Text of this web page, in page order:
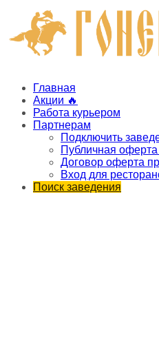
Главная
Акции 🔥
Работа курьером
Партнерам
Подключить
Публичная
Договор оферта
Вход для
Поиск заведения